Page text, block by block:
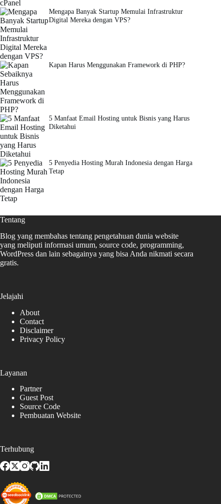
Mengapa Banyak Startup Memulai Infrastruktur
Digital Mereka dengan VPS?
Kapan Harus Menggunakan Framework di PHP?
5 Manfaat Email Hosting untuk Bisnis yang Harus
Diketahui
5 Penyedia Hosting Murah Indonesia dengan Harga
Tetap
Tentang
Blog yang membahas tentang pengetahuan dunia website
yang meliputi informasi umum, source code, programming,
WordPress dan lain sebagainya yang bisa Anda nikmati secara
gratis.
Jelajahi
About
Contact
Disclaimer
Privacy Policy
Layanan
Partner
Guest Post
Source Code
Pembuatan Website
Terhubung